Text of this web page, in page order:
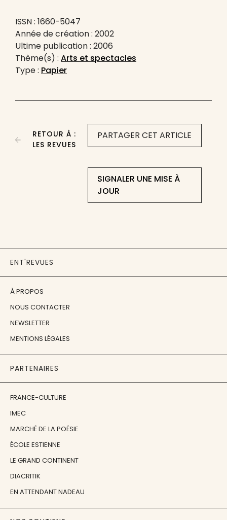
ISSN : 1660-5047
Année de création : 2002
Ultime publication : 2006
Thème(s) : Arts et spectacles
Type : Papier
PARTAGER CET ARTICLE
SIGNALER UNE MISE À
JOUR
RETOUR À :
LES REVUES
ENT'REVUES
À PROPOS
NOUS CONTACTER
NEWSLETTER
MENTIONS LÉGALES
PARTENAIRES
FRANCE-CULTURE
IMEC
MARCHÉ DE LA POÉSIE
ÉCOLE ESTIENNE
LE GRAND CONTINENT
DIACRITIK
EN ATTENDANT NADEAU